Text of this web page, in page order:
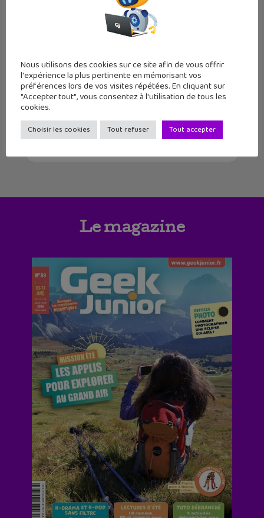
8 9 10 11 12 13
15 16 17 18 19 20 21
Le magazine
Nous utilisons des cookies sur ce site afin de vous offrir
l'expérience la plus pertinente en mémorisant vos
préférences lors de vos visites répétées. En cliquant sur
"Accepter tout", vous consentez à l'utilisation de tous les
cookies.
Choisir les cookies Tout refuser Tout accepter